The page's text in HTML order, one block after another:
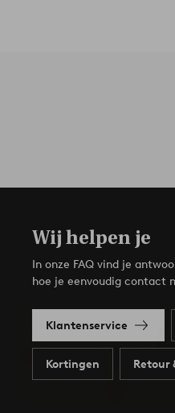
Wij helpen je
In onze FAQ vind je
hoe je eenvoudig contact
Klantenservice
Kortingen Retour